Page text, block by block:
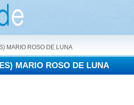
MARIO ROSO DE LUNA
MARIO ROSO DE LUNA